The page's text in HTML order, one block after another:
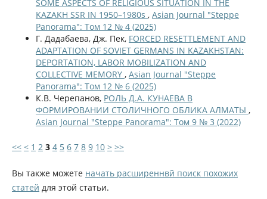
SOME ASPECTS OF RELIGIOUS SITUATION IN THE
KAZAKH SSR IN 1950–1980s , Asian Journal "Steppe
Panorama": Том 12 № 4 (2025)
Г. Дадабаева, Дж. Пек, FORCED RESETTLEMENT AND
ADAPTATION OF SOVIET GERMANS IN KAZAKHSTAN:
DEPORTATION, LABOR MOBILIZATION AND
COLLECTIVE MEMORY , Asian Journal "Steppe
Panorama": Том 12 № 6 (2025)
К.В. Черепанов, РОЛЬ Д.А. КУНАЕВА В
ФОРМИРОВАНИИ СТОЛИЧНОГО ОБЛИКА АЛМАТЫ ,
Asian Journal "Steppe Panorama": Том 9 № 3 (2022)
<< < 1 2 3 4 5 6 7 8 9 10 > >>
Вы также можете начать расширеннвй поиск похожих
статей для этой статьи.